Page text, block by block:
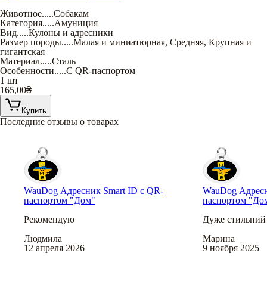
Животное.....Собакам
Категория.....Амуниция
Вид.....Кулоны и адресники
Размер породы.....Малая и миниатюрная, Средняя, Крупная и
гигантская
Материал.....Сталь
Особенности.....С QR-паспортом
1 шт
165,00₴
Купить
Последние отзывы о товарах
WauDog Адресник Smart ID с QR-
паспортом "Дом"
Рекомендую
Людмила
12 апреля 2026
WauDog
паспортом
Дуже стильний
Марина
9 ноября 2025